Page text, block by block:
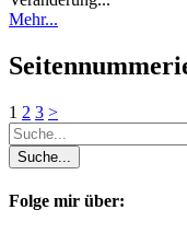
Mehr...
1 2 3 >
Folge mir über: